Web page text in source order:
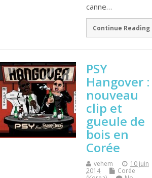
canne…
Continue Reading
PSY
Hangover :
nouveau
clip et
gueule de
bois en
Corée
vehem
10 juin
2014
Corée